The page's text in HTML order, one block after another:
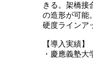
きる。架橋接
の造形が可能
硬度ラインア
【導入実績】
・慶應義塾